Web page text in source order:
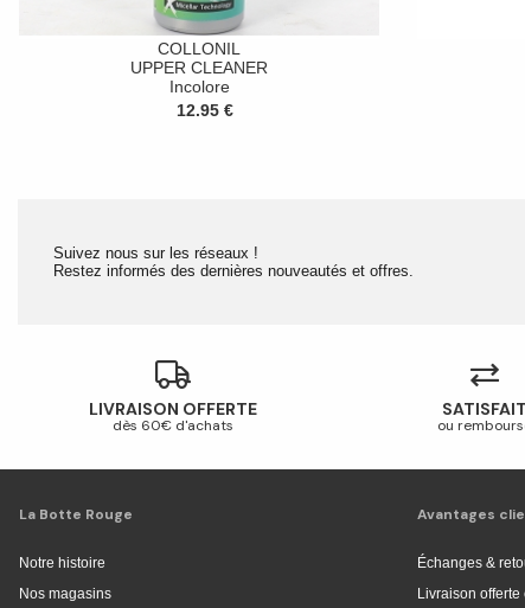
COLLONIL
UPPER CLEANER
Incolore
12.95 €
Suivez nous sur les réseaux !
Restez informés des dernières nouveautés et offres.
LIVRAISON OFFERTE
dès 60€ d'achats
SATISFAIT
ou
La Botte Rouge
Notre histoire
Nos magasins
Avantages
Échanges &
Livraison offerte